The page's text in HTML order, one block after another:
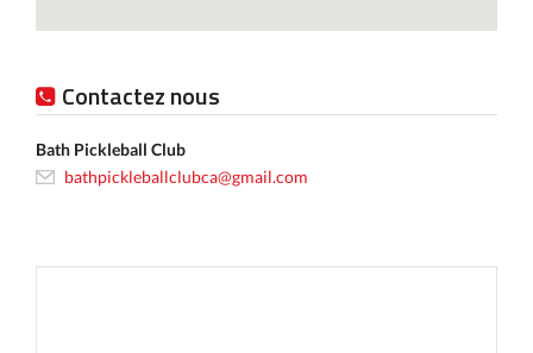
Contactez nous
Bath Pickleball Club
bathpickleballclubca@gmail.com